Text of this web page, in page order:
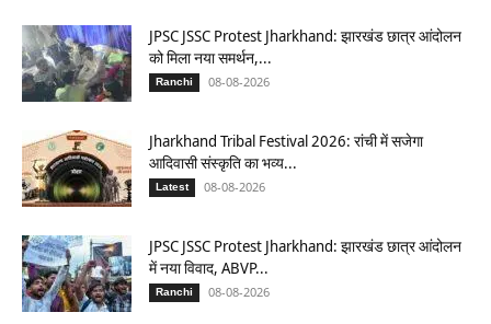
JPSC JSSC Protest Jharkhand: झारखंड छात्र आंदोलन
को मिला नया समर्थन,...
Ranchi 08-08-2026
Jharkhand Tribal Festival 2026: रांची में सजेगा
आदिवासी संस्कृति का भव्य...
Latest 08-08-2026
JPSC JSSC Protest Jharkhand: झारखंड छात्र आंदोलन
में नया विवाद, ABVP...
Ranchi 08-08-2026